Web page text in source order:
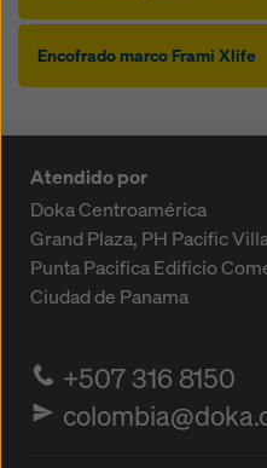
Encofrado marco Frami Xlife
Atendido por
Doka Centroamérica
Grand Plaza, PH Pacific
Punta PacificaEdificio
Ciudad de Panama
+507 316 8150